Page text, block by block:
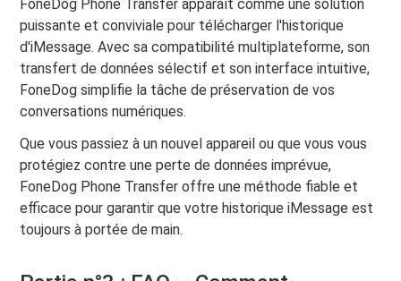
FoneDog Phone Transfer apparaît comme une solution
puissante et conviviale pour télécharger l'historique
d'iMessage. Avec sa compatibilité multiplateforme, son
transfert de données sélectif et son interface intuitive,
FoneDog simplifie la tâche de préservation de vos
conversations numériques.
Que vous passiez à un nouvel appareil ou que vous vous
protégiez contre une perte de données imprévue,
FoneDog Phone Transfer offre une méthode fiable et
efficace pour garantir que votre historique iMessage est
toujours à portée de main.